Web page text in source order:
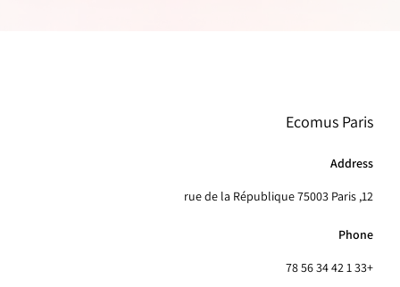
Ecomus Paris
Address
12, rue de la République 75003 Paris
Phone
+33 1 42 34 56 78